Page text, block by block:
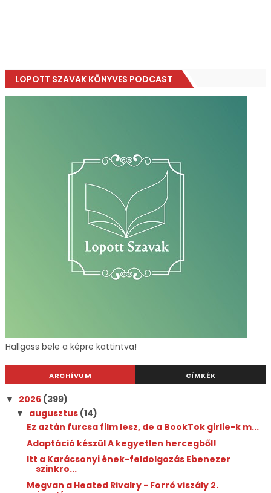
LOPOTT SZAVAK KÖNYVES PODCAST
Hallgass bele a képre kattintva!
ARCHÍVUM CÍMKÉK
▼ 2026 (399)
▼ augusztus (14)
Ez aztán furcsa film lesz, de a BookTok girlie-k m...
Adaptáció készül A kegyetlen hercegből!
Itt a Karácsonyi ének-feldolgozás Ebenezer
szinkro...
Megvan a Heated Rivalry - Forró viszály 2.